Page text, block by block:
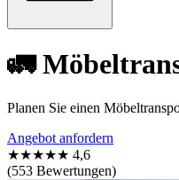
🚛
Planen Sie einen
Angebot anfordern
★★★★★ 4,6
(553 Bewertungen)